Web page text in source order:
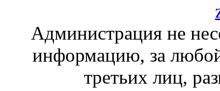
Администрация не
информацию, за любой
третьих лиц,